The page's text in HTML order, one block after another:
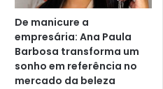
De manicure a
empresária: Ana Paula
Barbosa transforma um
sonho em referência no
mercado da beleza